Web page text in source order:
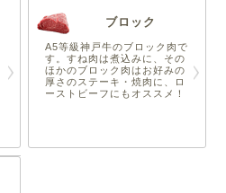
ブロック
A5等級神戸牛のブロック肉で
す。すね肉は煮込みに、その
ほかのブロック肉はお好みの
厚さのステーキ・焼肉に、ロ
ーストビーフにもオススメ！